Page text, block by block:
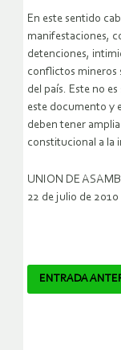
En este sentido
manifestaciones,
detenciones,
conflictos mineros
del país. Este no
este documento y
deben tener
constitucional a la
UNION DE
22 de julio de 2010
ENTRADA